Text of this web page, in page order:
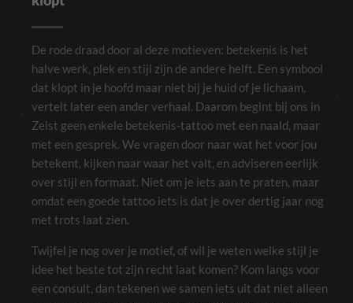
De rode draad door al deze motieven: betekenis is het
halve werk, plek en stijl zijn de andere helft. Een symbool
dat klopt in je hoofd maar niet bij je huid of je lichaam,
vertelt later een ander verhaal. Daarom begint bij ons in
Zeist geen enkele betekenis-tattoo met een naald, maar
met een gesprek. We vragen door naar wat het voor jou
betekent, kijken naar waar het valt, en adviseren eerlijk
over stijl en formaat. Niet om je iets aan te praten, maar
omdat een goede tattoo iets is dat je over dertig jaar nog
met trots laat zien.
Twijfel je nog over je motief, of wil je weten welke stijl je
idee het beste tot zijn recht laat komen? Kom langs voor
een consult, dan tekenen we samen iets uit dat niet alleen